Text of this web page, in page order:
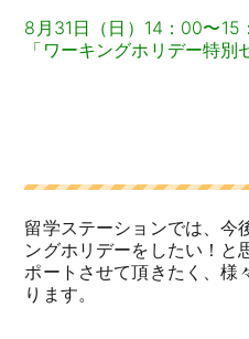
8月31日（日）14：00〜15
「ワーキングホリデー特別
留学ステーションでは、今
ングホリデーをしたい！と
ポートさせて頂きたく、様
ります。